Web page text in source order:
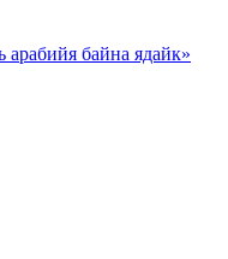
байна ядайк»